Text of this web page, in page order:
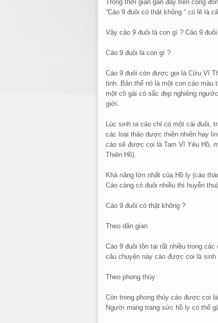
Trong thời gian gần đây trên cộng
“Cáo 9 đuôi có thật không “ có lẽ là
Vậy cáo 9 đuôi là con gì ? Cáo 9
Cáo 9 đuôi là con gì ?
Cáo 9 đuôi còn được gọi là Cửu Vĩ
tinh. Bản thể nó là một con cáo màu
một cô gái có sắc đẹp nghiêng
giới.
Lúc sinh ra cáo chỉ có một cái đuôi,
các loại thảo dược thiên nhiên hay
cáo sẽ được cọi là Tam Vĩ Yêu Hồ,
Thiên Hồ).
Khả năng lớn nhất của Hồ ly (cáo
Cáo càng có đuôi nhiều thì huyễn
Cáo 9 đuôi có thật không ?
Theo dân gian
Cáo 9 đuôi tồn tại rất nhiều trong
câu chuyện này cáo được coi là
Theo phong thủy
Còn trong phong thủy cáo được coi
Người mang trang sức hồ ly có thể